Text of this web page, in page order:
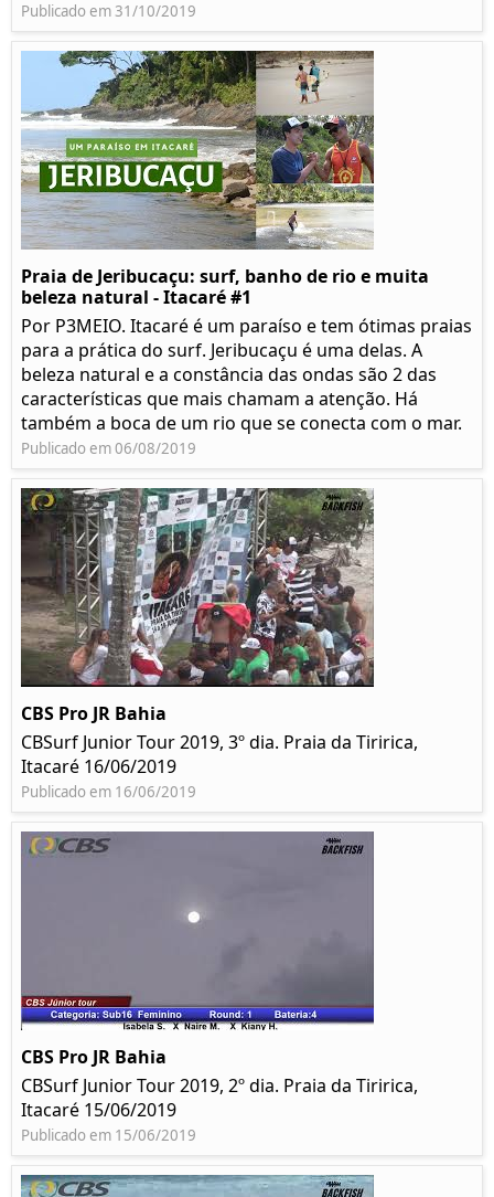
Publicado em 31/10/2019
Praia de Jeribucaçu: surf, banho de rio e muita
beleza natural - Itacaré #1
Por P3MEIO. Itacaré é um paraíso e tem ótimas praias
para a prática do surf. Jeribucaçu é uma delas. A
beleza natural e a constância das ondas são 2 das
características que mais chamam a atenção. Há
também a boca de um rio que se conecta com o mar.
Publicado em 06/08/2019
CBS Pro JR Bahia
CBSurf Junior Tour 2019, 3º dia. Praia da Tiririca,
Itacaré 16/06/2019
Publicado em 16/06/2019
CBS Pro JR Bahia
CBSurf Junior Tour 2019, 2º dia. Praia da Tiririca,
Itacaré 15/06/2019
Publicado em 15/06/2019